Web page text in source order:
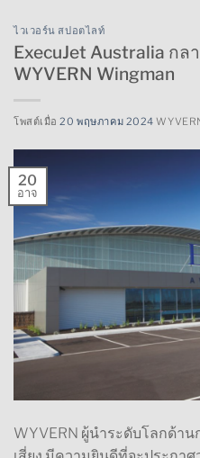
ไวเวอร์น สปอตไลท์
ExecuJet Australia กล
WYVERN Wingman
โพสต์เมื่อ 20 พฤษภาคม 2024
20
อาจ
WYVERN ผู้นำระดับโลกด้า